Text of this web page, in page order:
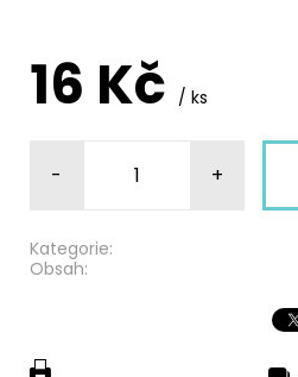
16 Kč/ ks
- +
Kategorie:
Obsah: